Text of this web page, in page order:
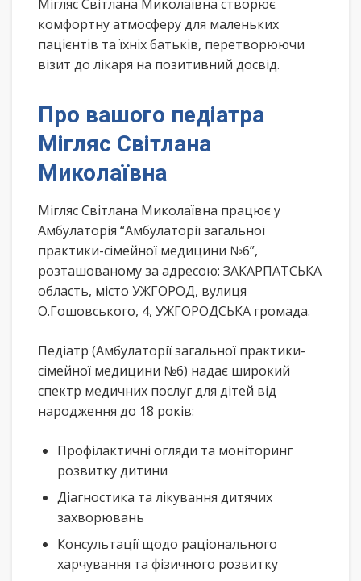
Мігляс Світлана Миколаївна створює
комфортну атмосферу для маленьких
пацієнтів та їхніх батьків, перетворюючи
візит до лікаря на позитивний досвід.
Про вашого педіатра
Мігляс Світлана
Миколаївна
Мігляс Світлана Миколаївна працює у
Амбулаторія “Амбулаторії загальної
практики-сімейної медицини №6”,
розташованому за адресою: ЗАКАРПАТСЬКА
область, місто УЖГОРОД, вулиця
О.Гошовського, 4, УЖГОРОДСЬКА громада.
Педіатр (Амбулаторії загальної практики-
сімейної медицини №6) надає широкий
спектр медичних послуг для дітей від
народження до 18 років:
Профілактичні огляди та моніторинг
розвитку дитини
Діагностика та лікування дитячих
захворювань
Консультації щодо раціонального
харчування та фізичного розвитку